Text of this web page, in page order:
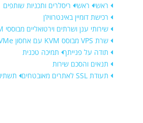
ראשי ראשי ריסלרים ותכניות שותפים
רכישת דומיין באינטרוויז’ן
שירותי ענן ושרתים וירטואליים מבוססי KVM
שרת VPS מבוסס KVM עם אחסון NVMe
תודה על פנייתך תמיכה טכנית
תנאים והסכם שירות
תעודת SSL לאתרים מאובטחים